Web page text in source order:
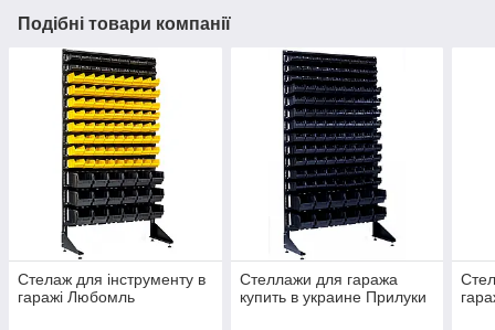
Подібні товари компанії
Стелаж для інструменту в
гаражі Любомль
Стеллажи для гаража
купить в украине Прилуки